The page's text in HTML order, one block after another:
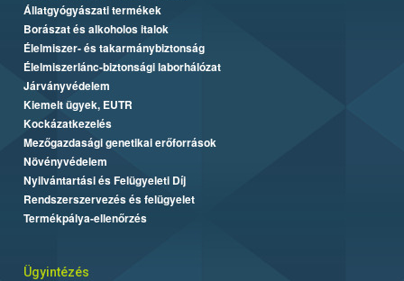
Állatgyógyászati termékek
Borászat és alkoholos italok
Élelmiszer- és takarmánybiztonság
Élelmiszerlánc-biztonsági laborhálózat
Járványvédelem
Kiemelt ügyek, EUTR
Kockázatkezelés
Mezőgazdasági genetikai erőforrások
Növényvédelem
Nyilvántartási és Felügyeleti Díj
Rendszerszervezés és felügyelet
Termékpálya-ellenőrzés
Ügyintézés